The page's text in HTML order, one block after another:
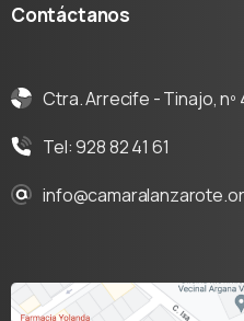
Contáctanos
Ctra. Arrecife - Tinajo,
Tel: 928 82 41 61